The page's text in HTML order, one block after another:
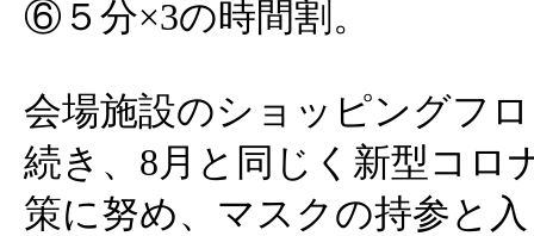
⑥５分×3の時間割。
会場施設のショッピングフ
続き、8月と同じく新型コロ
策に努め、マスクの持参と